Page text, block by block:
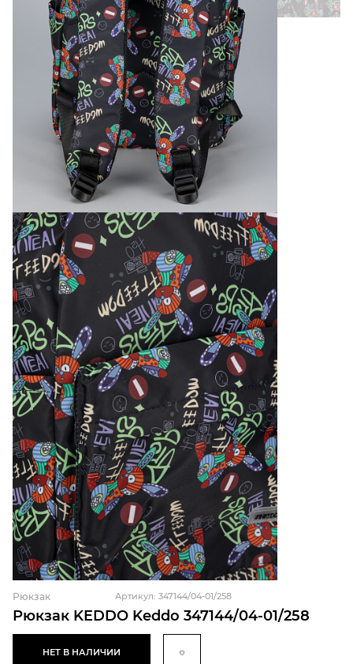
Рюкзак KEDDO Keddo 347144/04-01/258
Рюкзак Артикул: 347144/04-01/258
НЕТ В НАЛИЧИИ